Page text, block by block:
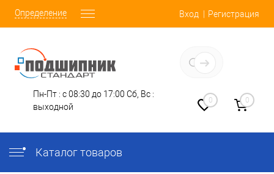
Определение Вход Регистрация
Пн-Пт : с 08:30 до 17:00 Сб, Вс :
выходной
0 0
Каталог товаров